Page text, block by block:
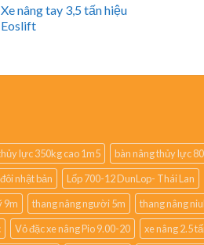
Xe nâng tay 3,5 tấn hiệu
Eoslift
lực 350kg cao 1m5 bàn nâng thủy lực
nhật bản Lốp 700-12 DunLop- Thái Lan
9m thang nâng người 5m thang nâng
Vỏ đặc xe nâng Pio 9.00-20 xe nâng 2.5